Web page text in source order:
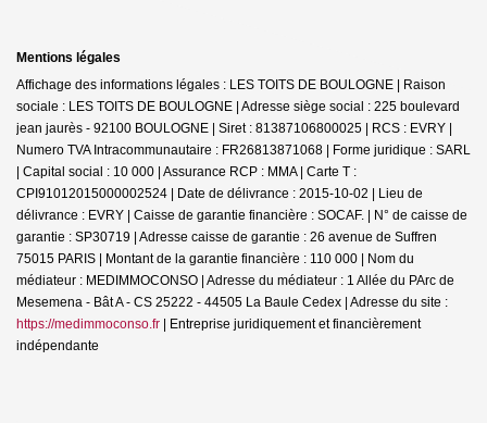
Mentions légales
Affichage des informations légales : LES TOITS DE BOULOGNE | Raison
sociale : LES TOITS DE BOULOGNE | Adresse siège social : 225 boulevard
jean jaurès - 92100 BOULOGNE | Siret : 81387106800025 | RCS : EVRY |
Numero TVA Intracommunautaire : FR26813871068 | Forme juridique : SARL
| Capital social : 10 000 | Assurance RCP : MMA | Carte T :
CPI91012015000002524 | Date de délivrance : 2015-10-02 | Lieu de
délivrance : EVRY | Caisse de garantie financière : SOCAF. | N° de caisse de
garantie : SP30719 | Adresse caisse de garantie : 26 avenue de Suffren
75015 PARIS | Montant de la garantie financière : 110 000 | Nom du
médiateur : MEDIMMOCONSO | Adresse du médiateur : 1 Allée du PArc de
Mesemena - Bât A - CS 25222 - 44505 La Baule Cedex | Adresse du site :
https://medimmoconso.fr | Entreprise juridiquement et financièrement
indépendante